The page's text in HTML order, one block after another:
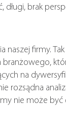
brak
firmy.
na
rozsądna
nie może